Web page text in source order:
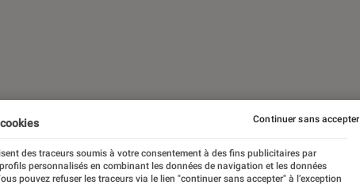
des traceurs soumis à votre consentement à des fins publicitaires par
personnalisés en combinant les données de navigation et les données
pouvez refuser les traceurs via le lien "continuer sans accepter" à l’exception
Continuer sans accepter